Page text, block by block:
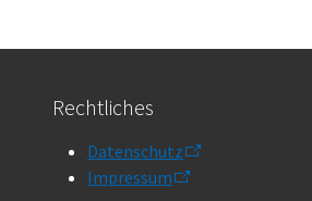
Rechtliches
Datenschutz
Impressum